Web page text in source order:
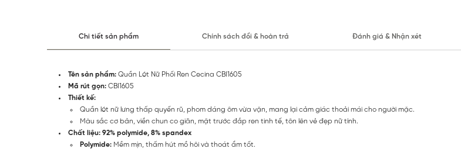
Chi tiết sản phẩm Chính sách đổi & hoàn trả Đánh giá & Nhận xét
Tên sản phẩm: Quần Lót Nữ Phối Ren Cecina CBI1605
Mã rút gọn: CBI1605
Thiết kế:
Quần lót nữ lưng thấp quyến rũ, phom dáng ôm vừa vặn, mang lại cảm giác thoải mái cho người mặc.
Màu sắc cơ bản, viền chun co giãn, mặt trước đắp ren tinh tế, tôn lên vẻ đẹp nữ tính.
Chất liệu: 92% polymide, 8% spandex
Polymide: Mềm mịn, thấm hút mồ hôi và thoát ẩm tốt.